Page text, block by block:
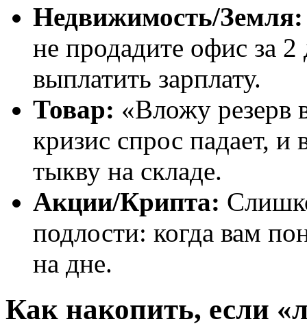
Недвижимость/Земля:
не продадите офис за
выплатить зарплату.
Товар: «Вложу резерв
кризис спрос падает, и
тыкву на складе.
Акции/Крипта:
подлости: когда вам
на дне.
Как накопить, если